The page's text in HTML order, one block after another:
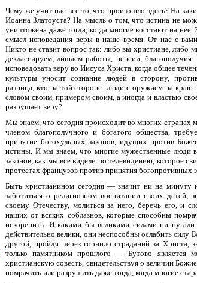
Чему же учит нас все то, что произошло здесь? На
Иоанна Златоуста? На мысль о том, что истина не
уничтожена даже тогда, когда многие восстают на
смысл исповедания веры в наше время. От нас с
Никто не ставит вопрос так: либо вы христиане, либо
деклассируем, лишаем работы, пенсии, благополучия.
исповедовать веру во Иисуса Христа, когда общее
культуры уносит сознание людей в сторону,
разница, кто на той стороне: люди с оружием на краю
словом своим, примером своим, а иногда и властью
разрушает веру?
Мы знаем, что сегодня происходит во многих странах
членом благополучного и богатого общества,
принятие богохульных законов, идущих против
истины. И мы знаем, что многие мужественные люди
законов, как мы все видели по телевидению, которое
протестах французов против принятия богопротивных
Быть христианином сегодня — значит ни на минуту
заботиться о религиозном воспитании своих детей,
своему Отечеству, молиться за него, беречь его, и
наших от всяких соблазнов, которые способны
искоренить. И какими бы великими силами ни
действительно велики, они неспособны ослабить силу
другой, пройдя через горнило страданий за Христа,
только памятником прошлого — Бутово является
христианскую совесть, свидетельствуя о величии
помрачить или разрушить даже тогда, когда многие